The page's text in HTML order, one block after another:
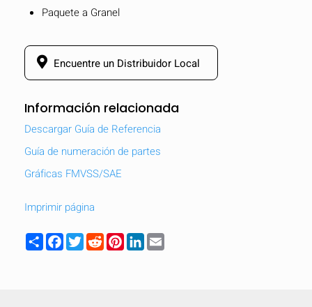
Comparar
Paquete a Granel
Encuentre un Distribuidor Local
Información relacionada
Descargar Guía de Referencia
Guía de numeración de partes
Gráficas FMVSS/SAE
Imprimir página
ShareFacebook
TwitterRedditPinterest
LinkedIn